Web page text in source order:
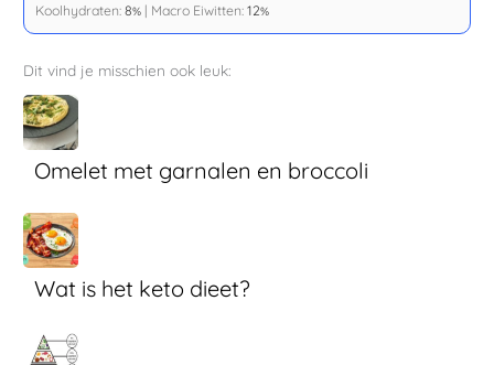
Koolhydraten:8% | Macro Eiwitten:12%
Dit vind je misschien ook leuk:
Omelet met garnalen en broccoli
Wat is het keto dieet?